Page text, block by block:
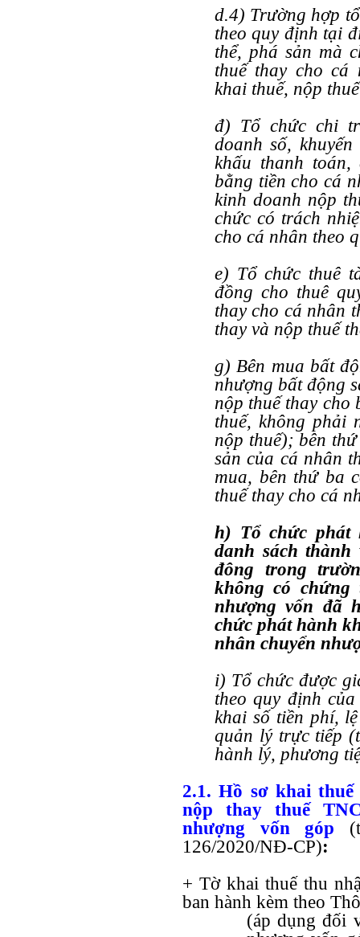
d.4) Trường hợp
theo quy định tại
thể, phá sản mà
thuế thay cho cá
khai thuế, nộp
đ) Tổ chức chi
doanh số,
khấu thanh
bằng tiền cho cá
kinh doanh nộp
chức có trách
cho cá nhân theo
e) Tổ chức thuê
đồng cho thuê
thay cho cá nhân
thay và nộp thuế
g) Bên mua bất
nhượng bất động
nộp thuế thay cho
thuế, không phải
nộp thuế); bên
sản của cá nhân
mua, bên thứ ba
thuế thay cho cá
h) Tổ chức phát
danh sách thành
đông trong
không có chứng
nhượng vốn đã
chức phát hành
nhân chuyển
i) Tổ chức được
theo quy định
khai số tiền phí,
quản lý trực tiếp
hành lý, phương
2.1. Hồ sơ khai
nộp thay thuế
nhượng vốn góp
126/2020/NĐ-CP):
+ Tờ khai thuế thu
ban hành kèm theo
(áp dụng đối